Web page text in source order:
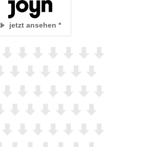
jetzt ansehen